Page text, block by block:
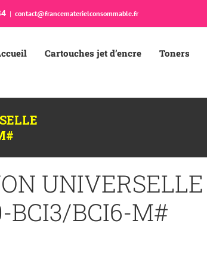
| contact@francematerielconsommable.fr
Cartouches jet d’encre Toners
UNIVERSELLE
BCI3/BCI6-M#